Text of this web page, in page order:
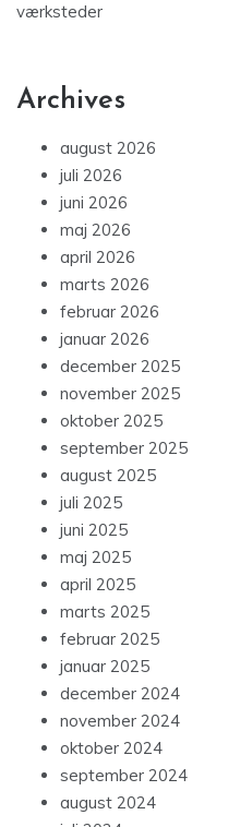
værksteder
Archives
august 2026
juli 2026
juni 2026
maj 2026
april 2026
marts 2026
februar 2026
januar 2026
december 2025
november 2025
oktober 2025
september 2025
august 2025
juli 2025
juni 2025
maj 2025
april 2025
marts 2025
februar 2025
januar 2025
december 2024
november 2024
oktober 2024
september 2024
august 2024